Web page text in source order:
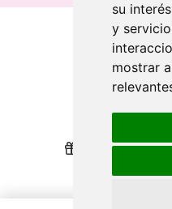
su
y
mostrar
Nós
Nós